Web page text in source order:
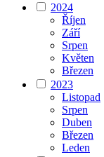
2024
Říjen
Září
Srpen
Květen
Březen
2023
Listopad
Srpen
Duben
Březen
Leden